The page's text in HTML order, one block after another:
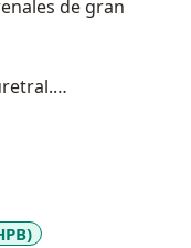
de gran